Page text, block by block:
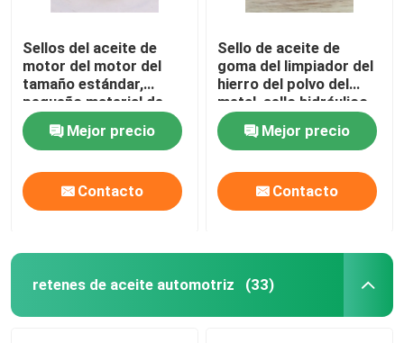
sellos de aceite del tronco de válvula
Piezas de reparación del motor
Casquillo de empaquetadura de la fibra
Sellos del aceite de
motor del motor del
tamaño estándar,
pequeño material de
goma del sello HNR del
polvo de Brown
Mejor precio
Contacto
Sello de aceite de
goma del limpiador del
hierro del polvo del
metal, sello hidráulico
azul del pistón de Rod
Mejor precio
Contacto
retenes de aceite automotriz (33)